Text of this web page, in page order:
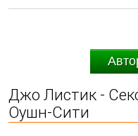
Джо Листик -
Оушн-Сити